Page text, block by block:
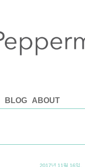
BLOG ABOUT
2017년 11월 16일.